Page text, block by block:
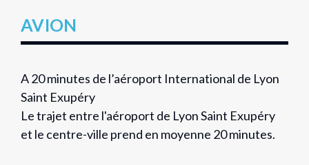
AVION
A 20 minutes de l’aéroport International de Lyon
Saint Exupéry
Le trajet entre l'aéroport de Lyon Saint Exupéry
et le centre-ville prend en moyenne 20 minutes.